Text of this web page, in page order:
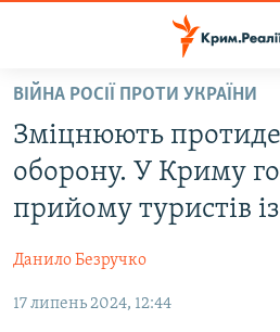
Перейти
основного
матеріалу
Перейти
до
основної
Перейти
ВОДА.КРИМ
ВІДЕО ТА ФОТО
БЛОГИ
ПОГЛЯД
ВІЙНА РОСІЇ ПРОТИ УКРАЇНИ
Зміцнюють
оборону. У Криму
прийому туристів із
Данило Безручко
17 липень 2024, 12:44